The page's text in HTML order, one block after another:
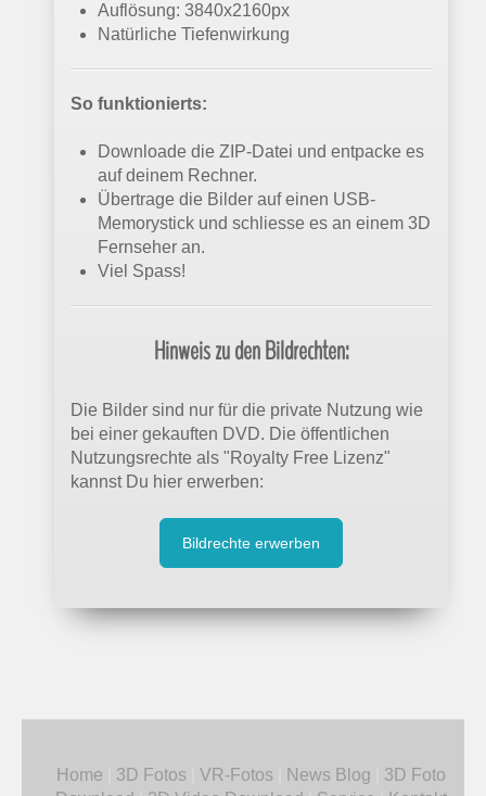
Auflösung: 3840x2160px
Natürliche Tiefenwirkung
So funktionierts:
Downloade die ZIP-Datei und entpacke es
auf deinem Rechner.
Übertrage die Bilder auf einen USB-
Memorystick und schliesse es an einem 3D
Fernseher an.
Viel Spass!
Hinweis zu den Bildrechten:
Die Bilder sind nur für die private Nutzung wie
bei einer gekauften DVD. Die öffentlichen
Nutzungsrechte als "Royalty Free Lizenz"
kannst Du hier erwerben:
Bildrechte erwerben
Home 3D Fotos VR-Fotos News Blog
3D Foto